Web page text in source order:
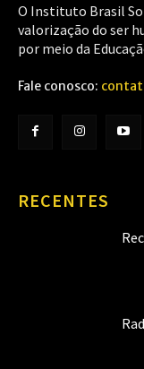
O Instituto Brasil
valorização do ser
por meio da
Fale conosco:
RECENTES